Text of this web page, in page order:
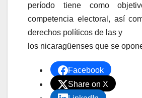
período tiene como
competencia electoral, así
derechos políticos de las y
los nicaragüenses que se
Facebook
Share on X